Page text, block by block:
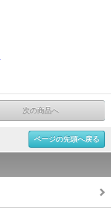
次の商品へ
ページの先頭へ戻る